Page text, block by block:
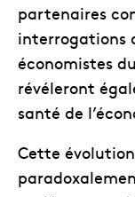
partenaires
interrogations
économistes
révéleront
santé de
Cette